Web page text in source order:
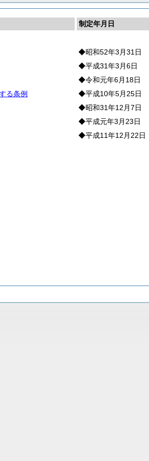
制定年月日
◆昭和52年3月31日
◆平成31年3月6日
◆令和元年6月18日
る条例
◆平成10年5月25日
◆昭和31年12月7日
◆平成元年3月23日
◆平成11年12月22日